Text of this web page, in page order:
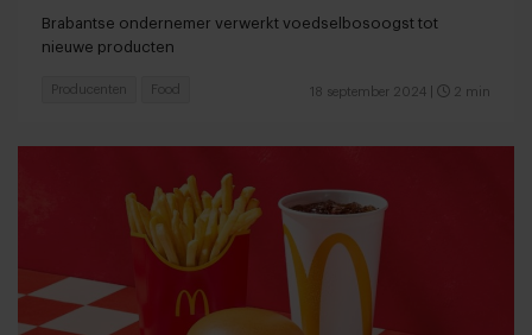
Brabantse ondernemer verwerkt voedselbosoogst tot
nieuwe producten
18 september 2024 2 min
Producenten Food